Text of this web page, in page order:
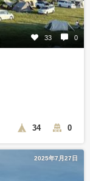
33 0
34 0
2025年7月27日